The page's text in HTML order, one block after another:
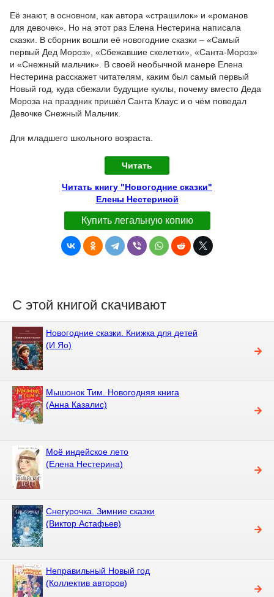
Её знают, в основном, как автора «страшилок» и «романов
для девочек». Но на этот раз Елена Нестерина написала
сказки. В сборник вошли её новогодние сказки – «Самый
первый Дед Мороз», «Сбежавшие скелетки», «Санта-Мороз»
и «Снежный мальчик». В своей необычной манере Елена
Нестерина расскажет читателям, каким был самый первый
Новый год, куда сбежали будущие куклы, почему вместо Деда
Мороза на праздник пришёл Санта Клаус и о чём поведал
Девочке Снежный Мальчик.
Для младшего школьного возраста.
Читать
Читать книгу "Новогодние сказки"
Елены Нестериной
Купить легальную копию
С этой книгой скачивают
Новогодние сказки. Книжка для детей
(И Яо)
Мышонок Тим. Новогодняя книга
(Анна Казалис)
Моё индейское лето
(Елена Нестерина)
Снегурочка. Зимние сказки
(Виктор Астафьев)
Неправильный Новый год
(Коллектив авторов)